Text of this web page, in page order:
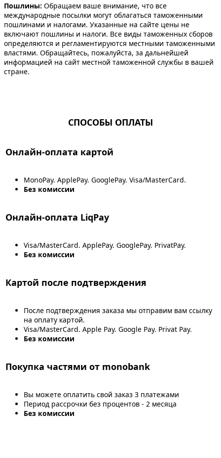
Пошлины: Обращаем ваше внимание, что все
международные посылки могут облагаться таможенными
пошлинами и налогами. Указанные на сайте цены не
включают пошлины и налоги. Все виды таможенных сборов
определяются и регламентируются местными таможенными
властями. Обращайтесь, пожалуйста, за дальнейшей
информацией на сайт местной таможенной службы в вашей
стране.
СПОСОБЫ ОПЛАТЫ
Онлайн-оплата картой
MonoPay. ApplePay. GooglePay. Visa/MasterCard.
Без комиссии
Онлайн-оплата LiqPay
Visa/MasterCard. ApplePay. GooglePay. PrivatPay.
Без комиссии
Картой после подтверждения
После подтверждения заказа мы отправим вам ссылку
на оплату картой.
Visa/MasterCard. Apple Pay. Google Pay. Privat Pay.
Без комиссии
Покупка частями от monobank
Вы можете оплатить свой заказ 3 платежами
Период рассрочки без процентов - 2 месяца
Без комиссии